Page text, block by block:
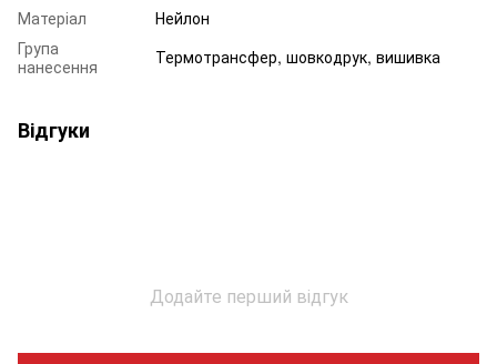
Матеріал
Нейлон
Група
нанесення
Термотрансфер, шовкодрук, вишивка
Відгуки
Додайте перший відгук